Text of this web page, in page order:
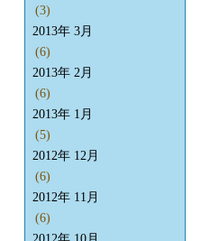
(3)
2013年 3月
(6)
2013年 2月
(6)
2013年 1月
(5)
2012年 12月
(6)
2012年 11月
(6)